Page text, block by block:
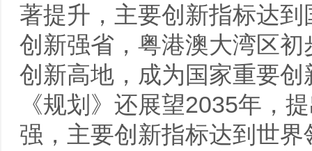
著提升，主要创新指标达
创新强省，粤港澳大湾区
创新高地，成为国家重要创
《规划》还展望2035年，
强，主要创新指标达到世